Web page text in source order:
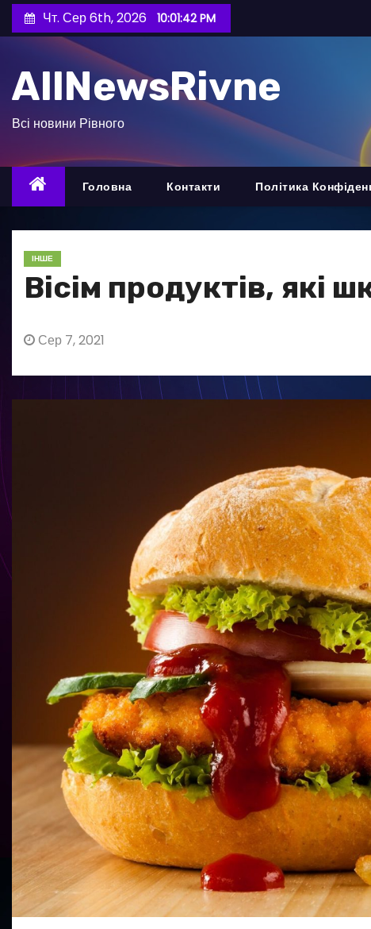
е
д
Чт. Сер 6th, 2026 10:01:43 PM
AllNewsRivne
Всі новини Рівного
Головна Контакти Політика
ІНШЕ
Вісім продуктів, які
Сер 7, 2021